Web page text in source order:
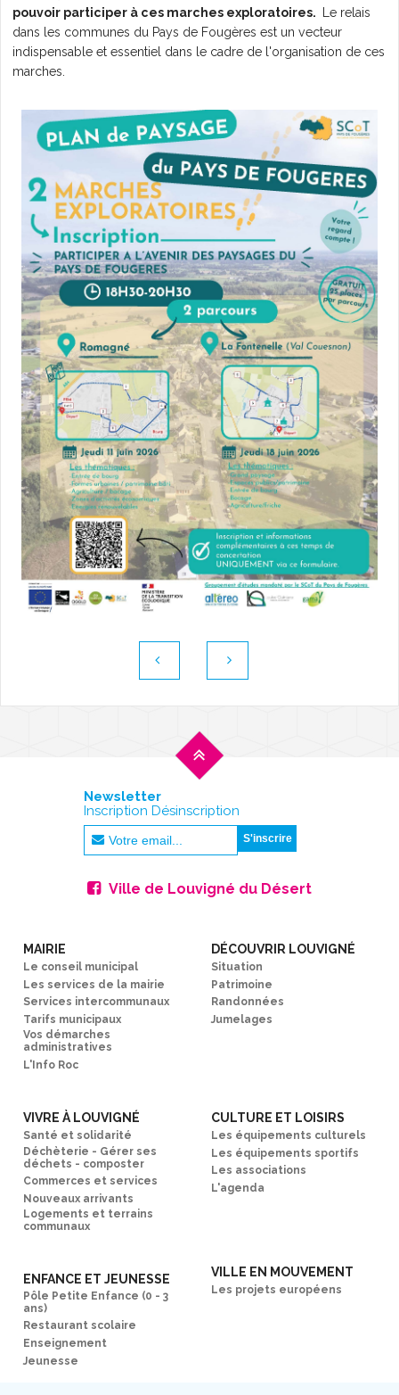
pouvoir participer à ces marches exploratoires.
Le relais
dans les communes du Pays de Fougères est un vecteur
indispensable et essentiel dans le cadre de l'organisation de ces
marches.
Newsletter
Inscription Désinscription
Ville de Louvigné du Désert
MAIRIE
Le conseil municipal
Les services de la mairie
Services intercommunaux
Tarifs municipaux
Vos démarches
administratives
L'Info Roc
DÉCOUVRIR LOUVIGNÉ
Situation
Patrimoine
Randonnées
Jumelages
VIVRE À LOUVIGNÉ
Santé et solidarité
Déchèterie - Gérer ses
déchets - composter
Commerces et services
Nouveaux arrivants
Logements et terrains
communaux
CULTURE ET LOISIRS
Les équipements culturels
Les équipements sportifs
Les associations
L'agenda
ENFANCE ET JEUNESSE
Pôle Petite Enfance (0 - 3
ans)
Restaurant scolaire
Enseignement
Jeunesse
VILLE EN MOUVEMENT
Les projets européens